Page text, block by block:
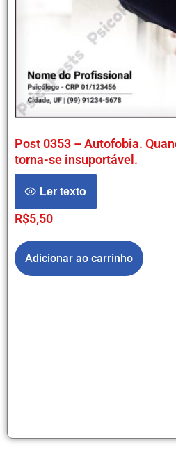
Post 0353 – Autofobia.
torna-se insuportável.
Ler texto
R$5,50
Adicionar ao carrinho